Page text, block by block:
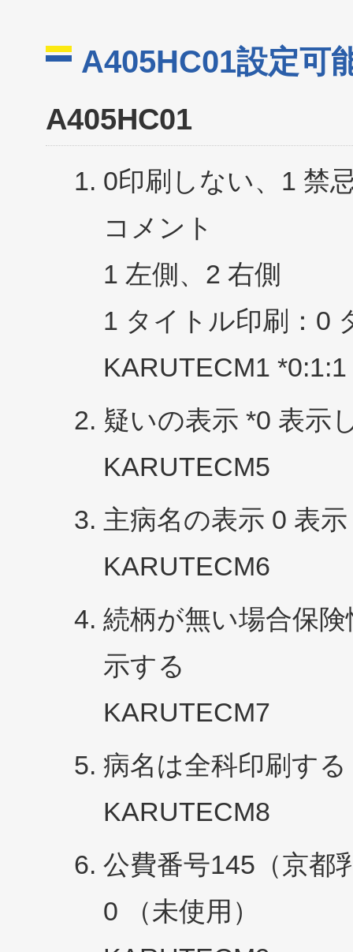
A405HC01設定可
A405HC01
0印刷しない、1 禁
コメント
1 左側、2 右側
1 タイトル印刷：0
KARUTECM1 *0:1:1
疑いの表示 *0 表示
KARUTECM5
主病名の表示 0 表
KARUTECM6
続柄が無い場合保
示する
KARUTECM7
病名は全科印刷する
KARUTECM8
公費番号145（京都
0 （未使用）